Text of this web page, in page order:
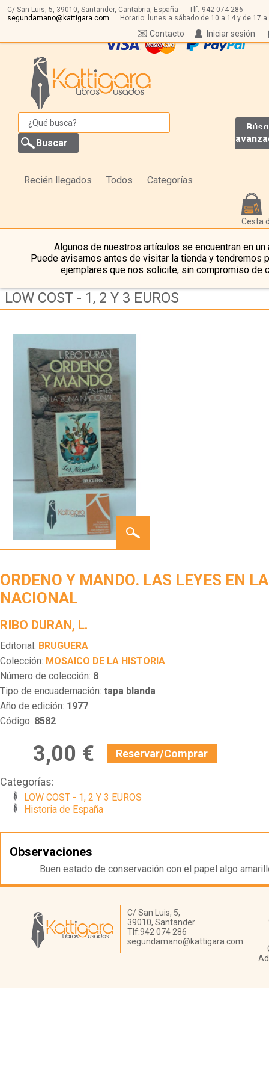
C/ San Luis, 5, 39010, Santander, Cantabria, España Tlf: 942 074 286
segundamano@kattigara.com
Horario: lunes a sábado de 10 a 14 y de 17 a
Iniciar sesión
Contacto
Recién llegados Todos Categorías
Cesta
Algunos de nuestros artículos se encuentran en un
Puede avisarnos antes de visitar la tienda y tendremos
ejemplares que nos solicite, sin compromiso de
LOW COST - 1, 2 Y 3 EUROS
EN LA
ORDENO Y MANDO. LAS LEYES EN
NACIONAL
RIBO DURAN, L.
Editorial: BRUGUERA
Colección: MOSAICO DE LA HISTORIA
Número de colección: 8
Tipo de encuadernación: tapa blanda
Año de edición: 1977
Código: 8582
3,00 € Reservar/Comprar
Categorías:
LOW COST - 1, 2 Y 3 EUROS
Historia de España
Observaciones
Buen estado de conservación con el papel algo
Librería Kattigara
C/ San Luis, 5,
39010, Santander
Tlf:942 074 286
segundamano@kattigara.com